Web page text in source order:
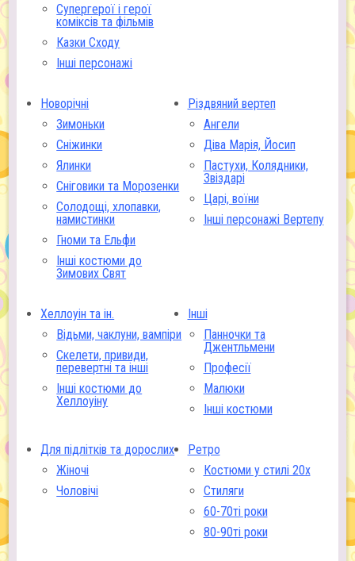
Супергерої і герої
коміксів та фільмів
Казки Сходу
Інші персонажі
Новорічні
Зимоньки
Сніжинки
Ялинки
Сніговики та Морозенки
Солодощі, хлопавки,
намистинки
Гноми та Ельфи
Інші костюми до
Зимових Свят
Різдвяний вертеп
Ангели
Діва Марія, Йосип
Пастухи, Колядники,
Звіздарі
Царі, воїни
Інші персонажі Вертепу
Хеллоуін та ін.
Відьми, чаклуни, вампіри
Скелети, привиди,
перевертні та інші
Інші костюми до
Хеллоуіну
Інші
Панночки та
Джентльмени
Професії
Малюки
Інші костюми
Для підлітків та дорослих
Жіночі
Чоловічі
Ретро
Костюми у стилі 20х
Стиляги
60-70ті роки
80-90ті роки